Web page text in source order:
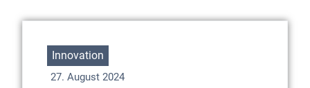
Innovation
27. August 2024